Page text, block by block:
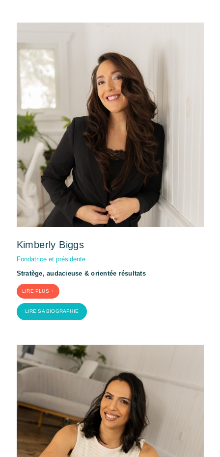
Kimberly Biggs
Fondatrice et présidente
Stratège, audacieuse & orientée résultats
LIRE PLUS
LIRE SA BIOGRAPHIE